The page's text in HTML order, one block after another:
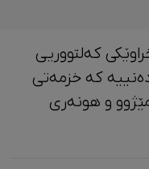
کەلتووریی
کە خزمەتی
زمان، کەلتوور، مێژوو و ‎هونەری